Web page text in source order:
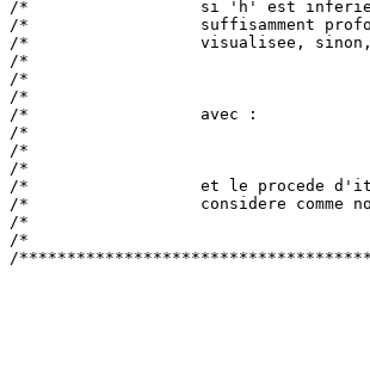
/*                  si 'h' est
/*                  suffisamment
/*                  visualisee,
/*
/*
/*
/*                  avec :
/*
/*
/*
/*                  et le procede
/*                  considere
/*
/*